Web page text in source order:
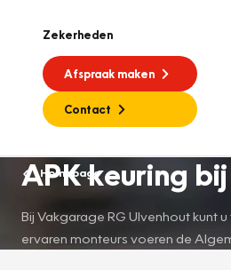
Zekerheden
Afspraak maken
Contact
Homepage
APK keuring
Bij Vakgarage RG Ulvenhout kunt
ervaren monteurs voeren de